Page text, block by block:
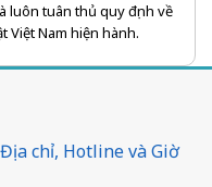
luôn tuân thủ quy định về
Việt Nam hiện hành.
chỉ, Hotline và Giờ